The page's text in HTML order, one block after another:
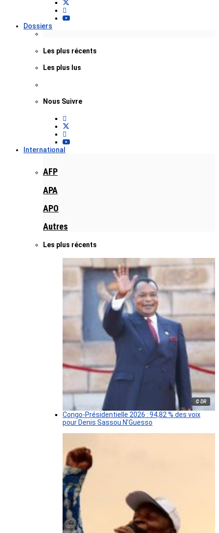
Dossiers
Les plus récents
Les plus lus
Nous Suivre
International
AFP
APA
APO
Autres
Les plus récents
© DR
Congo-Présidentielle 2026 : 94,82 % des voix
pour Denis Sassou N’Guesso